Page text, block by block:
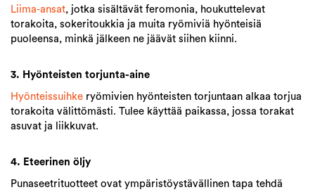
Liima-ansat, jotka sisältävät feromonia, houkuttelevat
torakoita, sokeritoukkia ja muita ryömiviä hyönteisiä
puoleensa, minkä jälkeen ne jäävät siihen kiinni.
3. Hyönteisten torjunta-aine
Hyönteissuihke ryömivien hyönteisten torjuntaan alkaa torjua
torakoita välittömästi. Tulee käyttää paikassa, jossa torakat
asuvat ja liikkuvat.
4. Eteerinen öljy
Punaseetrituotteet ovat ympäristöystävällinen tapa tehdä